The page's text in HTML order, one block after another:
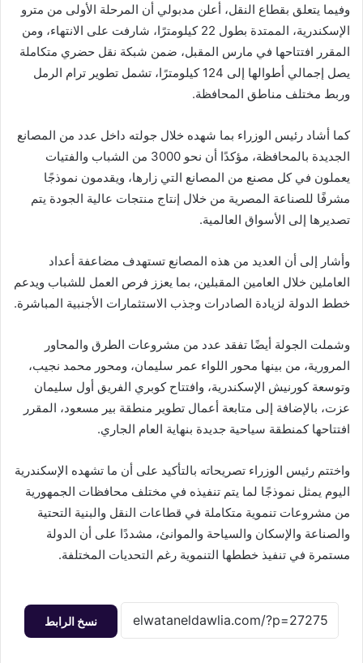
وفيما يتعلق بقطاع النقل، أعلن مدبولي أن المرحلة الأولى من مترو
الإسكندرية، الممتدة بطول 22 كيلومترًا، شارفت على الانتهاء، ومن
المقرر افتتاحها في مارس المقبل، ضمن شبكة نقل حضري متكاملة
يصل إجمالي أطوالها إلى 124 كيلومترًا، تشمل تطوير ترام الرمل
وربط مختلف مناطق المحافظة.
كما أشاد رئيس الوزراء بما شهده خلال جولته داخل عدد من المصانع
الجديدة بالمحافظة، مؤكدًا أن نحو 3000 من الشباب والفتيات
يعملون في كل مصنع من المصانع التي زارها، ويقدمون نموذجًا
مشرفًا للصناعة المصرية من خلال إنتاج منتجات عالية الجودة يتم
تصديرها إلى الأسواق العالمية.
وأشار إلى أن العديد من هذه المصانع تستهدف مضاعفة أعداد
العاملين خلال العامين المقبلين، بما يعزز فرص العمل للشباب ويدعم
خطط الدولة لزيادة الصادرات وجذب الاستثمارات الأجنبية المباشرة.
وشملت الجولة أيضًا تفقد عدد من مشروعات الطرق والمحاور
المرورية، من بينها محور اللواء عمر سليمان، ومحور محمد نجيب،
وتوسعة كورنيش الإسكندرية، وافتتاح كوبري الفريق أول سليمان
عزت، بالإضافة إلى متابعة أعمال تطوير منطقة بير مسعود، المقرر
افتتاحها كمنطقة سياحية جديدة بنهاية العام الجاري.
واختتم رئيس الوزراء تصريحاته بالتأكيد على أن ما تشهده الإسكندرية
اليوم يمثل نموذجًا لما يتم تنفيذه في مختلف محافظات الجمهورية
من مشروعات تنموية متكاملة في قطاعات النقل والبنية التحتية
والصناعة والإسكان والسياحة والموانئ، مشددًا على أن الدولة
مستمرة في تنفيذ خططها التنموية رغم التحديات المختلفة.
نسخ الرابط